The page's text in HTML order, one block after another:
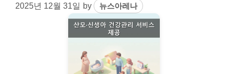
2025년 12월 31일 by 뉴스아레나